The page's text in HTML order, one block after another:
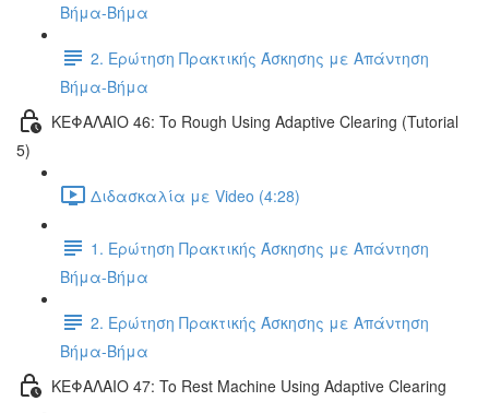
Βήμα-Βήμα
2. Ερώτηση Πρακτικής Άσκησης με Απάντηση
Βήμα-Βήμα
ΚΕΦΑΛΑΙΟ 46: To Rough Using Adaptive Clearing (Tutorial
5)
Διδασκαλία με Video (4:28)
1. Ερώτηση Πρακτικής Άσκησης με Απάντηση
Βήμα-Βήμα
2. Ερώτηση Πρακτικής Άσκησης με Απάντηση
Βήμα-Βήμα
ΚΕΦΑΛΑΙΟ 47: To Rest Machine Using Adaptive Clearing